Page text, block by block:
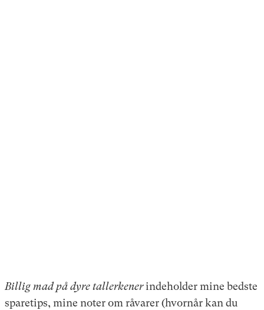
Billig mad på dyre tallerkenerindeholder mine bedste
sparetips, mine noter om råvarer (hvornår kan du